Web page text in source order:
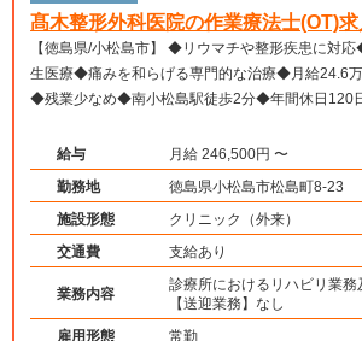
髙木整形外科医院の作業療法士(OT)求
【徳島県/小松島市】 ◆リウマチや整形疾患に対応◆中四国初の最新な再
生医療◆痛みを和らげる専門的な治療◆月給24.6
◆残業少なめ◆南小松島駅徒歩2分◆年間休日120
給与
月給 246,500円 〜
勤務地
徳島県小松島市松島町8-23
施設形態
クリニック（外来）
交通費
支給あり
業務内容
診療所におけるリハビリ業務
【送迎業務】なし
雇用形態
常勤